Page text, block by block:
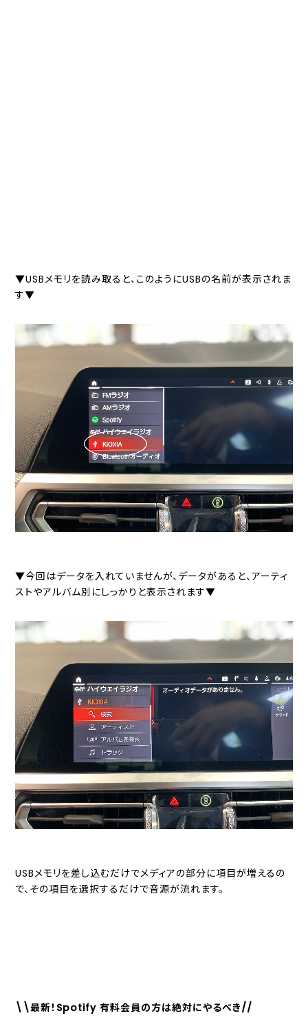
▼USBメモリを読み取ると、このようにUSBの名前が表示されま
す▼
▼今回はデータを入れていませんが、データがあると、アーティ
ストやアルバム別にしっかりと表示されます▼
USBメモリを差し込むだけでメディアの部分に項目が増えるの
で、その項目を選択するだけで音源が流れます。
\\最新！Spotify 有料会員の方は絶対にやるべき//